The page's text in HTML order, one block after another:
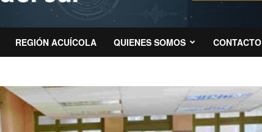
REGIÓN ACUÍCOLA QUIENES SOMOS CONTACTO